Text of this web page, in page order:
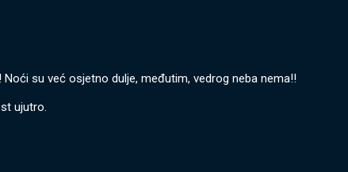
su već osjetno dulje, međutim, vedrog neba nema!!
ujutro.